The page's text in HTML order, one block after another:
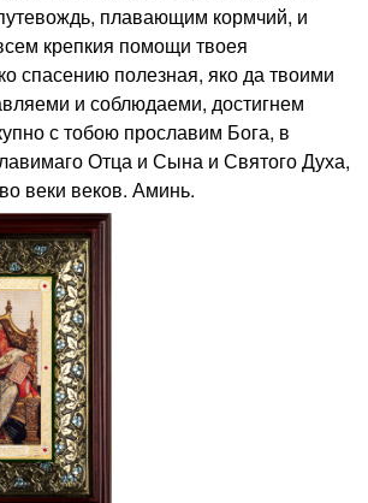
плавающим кормчий, и
крепкия помощи твоея
спасению полезная, яко да твоими
и соблюдаеми, достигнем
с тобою прославим Бога, в
Отца и Сына и Святого Духа,
веки веков. Аминь.